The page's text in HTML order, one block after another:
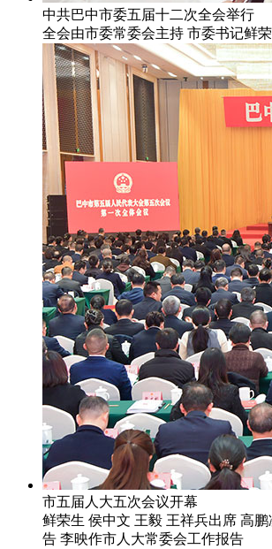
中共巴中市委五届十二次全会举行
全会由市委常委会主持 市委书记鲜
市五届人大五次会议开幕
鲜荣生 侯中文 王毅 王祥兵出席 高
告 李映作市人大常委会工作报告